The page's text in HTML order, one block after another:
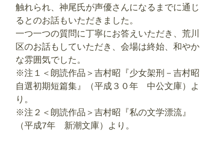
触れられ、神尾氏が声優さんになるまでに通じ
るとのお話もいただきました。
一つ一つの質問に丁寧にお答えいただき、荒川
区のお話もしていただき、会場は終始、和やか
な雰囲気でした。
※注１＜朗読作品＞吉村昭『少女架刑－吉村昭
自選初期短篇集』（‎平成３０年 中公文庫）よ
り。
※注２＜朗読作品＞吉村昭『私の文学漂流』
（平成7年 新潮文庫）より。